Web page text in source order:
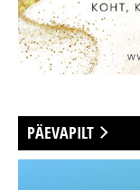
PÄEVAPILT